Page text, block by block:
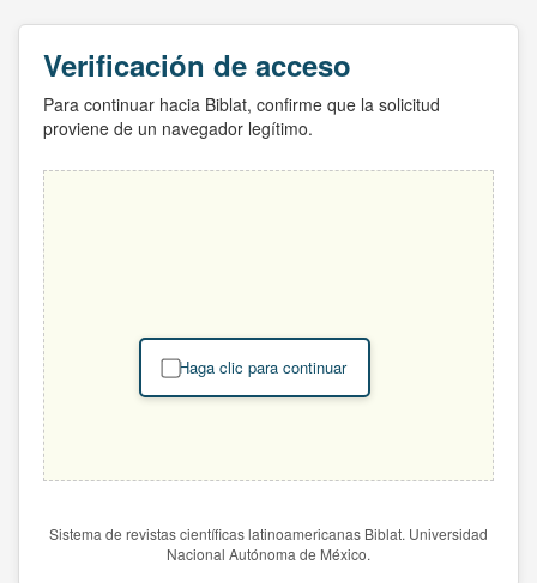
Verificación de acceso
Para continuar hacia Biblat, confirme que la solicitud
proviene de un navegador legítimo.
Haga clic para continuar
Sistema de revistas científicas latinoamericanas Biblat. Universidad
Nacional Autónoma de México.